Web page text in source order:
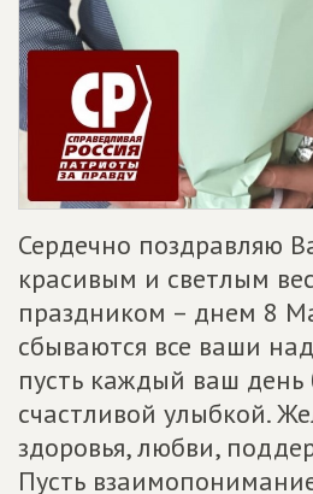
Сердечно поздравляю
красивым и светлым
праздником – днем 8
сбываются все ваши
пусть каждый ваш день
счастливой улыбкой.
здоровья, любви,
Пусть